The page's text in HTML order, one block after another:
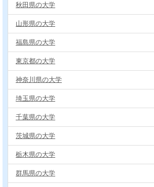
秋田県の大学
山形県の大学
福島県の大学
東京都の大学
神奈川県の大学
埼玉県の大学
千葉県の大学
茨城県の大学
栃木県の大学
群馬県の大学